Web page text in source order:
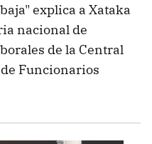
explica a Xataka
nacional de
de la Central
Funcionarios